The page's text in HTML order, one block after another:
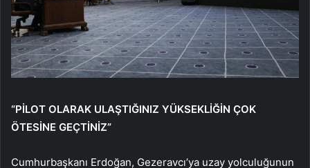
“PİLOT OLARAK ULAŞTIĞINIZ YÜKSEKLİĞİN ÇOK
ÖTESİNE GEÇTİNİZ”
Cumhurbaşkanı Erdoğan, Gezeravcı’ya uzay yolculuğunun